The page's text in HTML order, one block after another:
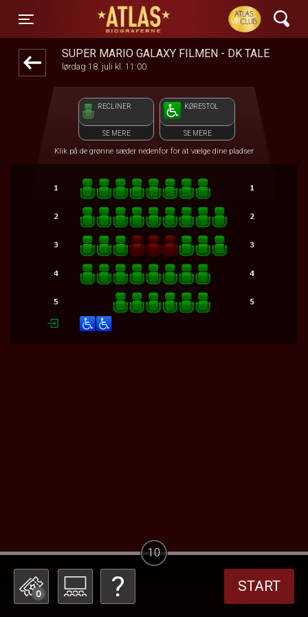
Toggle navigation
ATLAS Biograferne
SUPER MARIO GALAXY FILMEN - DK TALE
lørdag 18. juli kl. 11:00
RECLINER
SE MERE
KØRESTOL
SE MERE
Klik på de grønne sæder nedenfor for at vælge dine pladser
0 START
10
front05-temp 062207